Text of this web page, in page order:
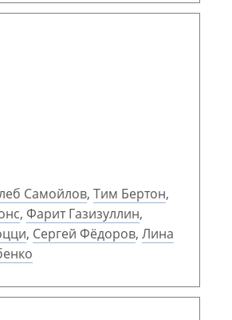
Самойлов, Тим Бертон,
, Фарит Газизуллин,
, Сергей Фёдоров, Лина